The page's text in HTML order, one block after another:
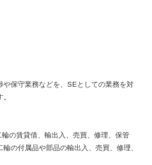
や保守業務などを、SEとしての業務を対
の賃貸借、輸出入、売買、修理、保管
の付属品や部品の輸出入、売買、修理、